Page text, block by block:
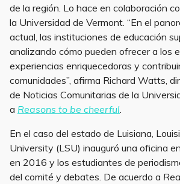
de la región. Lo hace en colaboración
la Universidad de Vermont. “En el
actual, las instituciones de educación
analizando cómo pueden ofrecer a los
experiencias enriquecedoras y
comunidades”, afirma Richard Watts,
de Noticias Comunitarias de la
a Reasons to be cheerful
En el caso del estado de Luisiana,
University (LSU) inauguró una oficina
en 2016 y los estudiantes de
del comité y debates. De acuerdo a